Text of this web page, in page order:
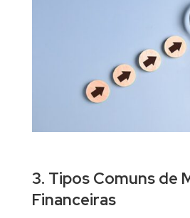
3. Tipos Comuns de
Financeiras